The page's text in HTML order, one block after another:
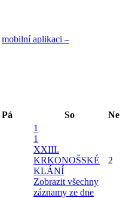
mobilní aplikaci –
Pá So Ne
1
1
XXIII.
KRKONOŠSKÉ
KLÁNÍ
Zobrazit všechny
záznamy ze dne
2